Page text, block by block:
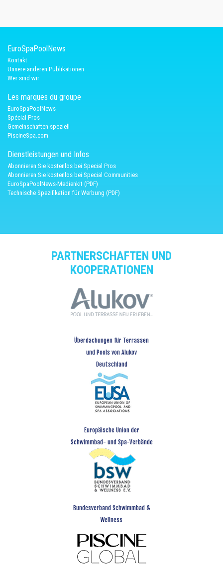
EuroSpaPoolNews
Kontakt
Unsere anderen Publikationen
Wer sind wir
Les marques du groupe
EuroSpaPoolNews
Spécial Pros
Gemeinschaften speziell
PiscineSpa.com
Dienstleistungen und Infos
Abonnieren Sie kostenlos bei Special Pros
Abonnieren Sie kostenlos bei Special Communities
EuroSpaPoolNews-Medienkit (PDF)
Technische Spezifikation für Werbung (PDF)
PARTNERSCHAFTEN UND
KOOPERATIONEN
Überdachungen für Terrassen
und Pools von Alukov
Deutschland
Europäische Union der
Schwimmbad- und Spa-Verbände
Bundesverband Schwimmbad &
Wellness